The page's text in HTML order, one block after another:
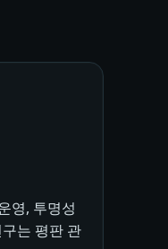
영, 투명성
는 평판 관